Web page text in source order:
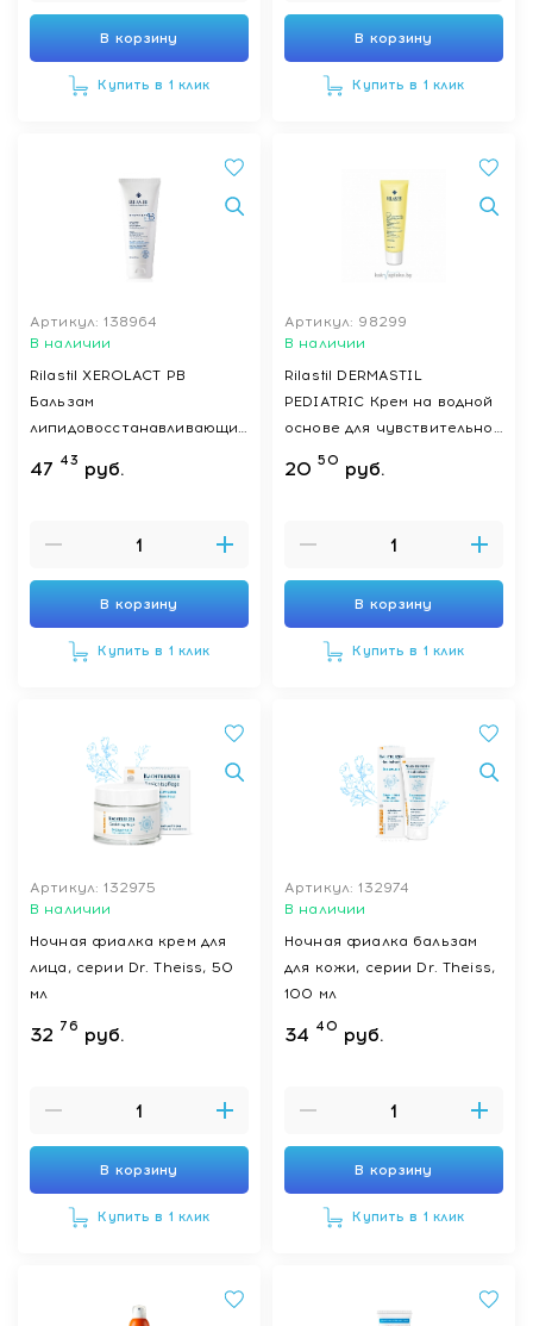
В корзину
Купить в 1 клик
В корзину
Купить в 1 клик
Артикул: 138964
В наличии
Rilastil XEROLACT PB
Бальзам
липидовосстанавливающий
для лица и тела против
раздражения, 200 мл
47 43 руб.
В корзину
Купить в 1 клик
Артикул: 98299
В наличии
Rilastil DERMASTIL
PEDIATRIC Крем на водной
основе для чувствительной
кожи младенцев и детей,
100 мл
20 50 руб.
В корзину
Купить в 1 клик
Артикул: 132975
В наличии
Ночная фиалка крем для
лица, серии Dr. Theiss, 50
мл
32 76 руб.
В корзину
Купить в 1 клик
Артикул: 132974
В наличии
Ночная фиалка бальзам
для кожи, серии Dr. Theiss,
100 мл
34 40 руб.
В корзину
Купить в 1 клик